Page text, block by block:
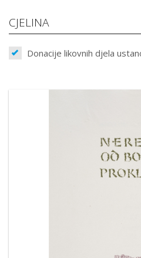
CJELINA
Donacije likovnih djela